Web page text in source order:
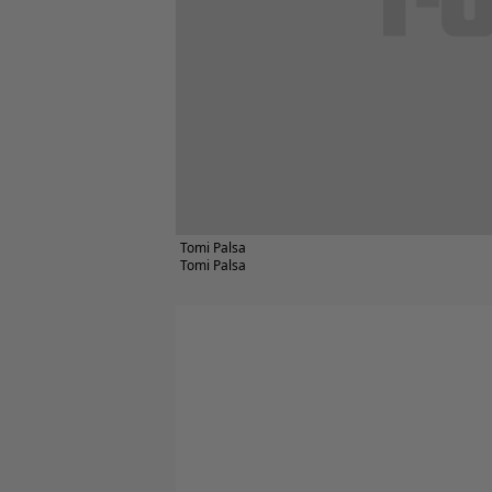
Tomi Palsa
Tomi Palsa